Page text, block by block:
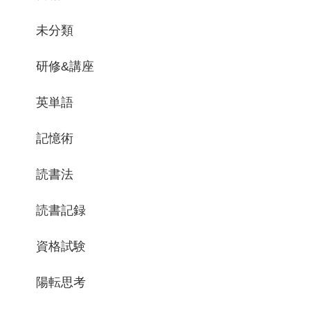
未分類
研修&講座
英単語
記憶術
読書法
読書記録
資格試験
陽転思考